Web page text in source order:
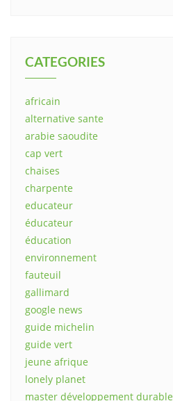
CATEGORIES
africain
alternative sante
arabie saoudite
cap vert
chaises
charpente
educateur
éducateur
éducation
environnement
fauteuil
gallimard
google news
guide michelin
guide vert
jeune afrique
lonely planet
master développement durable